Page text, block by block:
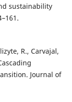
sustainability
R., Carvajal,
Journal of